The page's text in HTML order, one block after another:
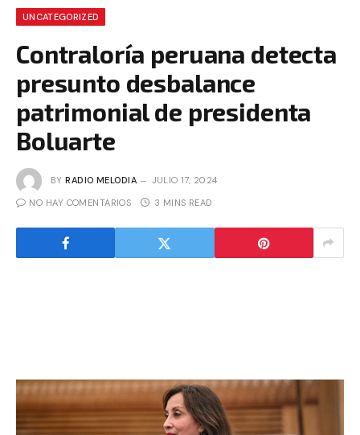
UNCATEGORIZED
Contraloría peruana detecta
presunto desbalance
patrimonial de presidenta
Boluarte
BY RADIO MELODIA JULIO 17, 2024
NO HAY COMENTARIOS 3 MINS READ